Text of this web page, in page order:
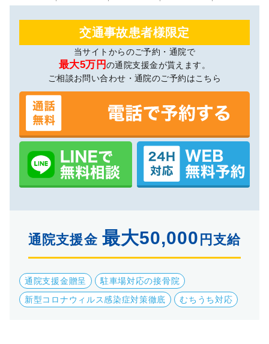
交通事故患者様限定
当サイトからのご予約・通院で
最大5万円の通院支援金が貰えます。
ご相談お問い合わせ・通院のご予約はこちら
通院支援金 最大50,000 円支給
通院支援金贈呈
駐車場対応の接骨院
新型コロナウィルス感染症対策徹底
むちうち対応